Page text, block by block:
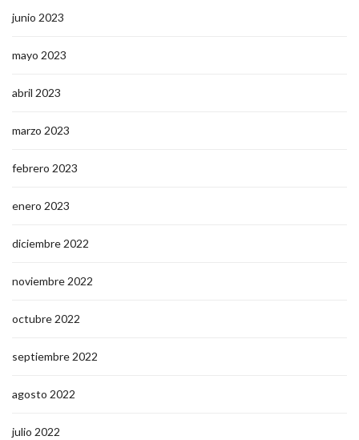
junio 2023
mayo 2023
abril 2023
marzo 2023
febrero 2023
enero 2023
diciembre 2022
noviembre 2022
octubre 2022
septiembre 2022
agosto 2022
julio 2022